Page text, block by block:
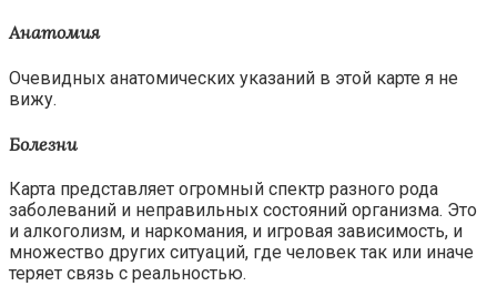
Анатомия
Очевидных анатомических указаний в этой карте я не
вижу.
Болезни
Карта представляет огромный спектр разного рода
заболеваний и неправильных состояний организма. Это
и алкоголизм, и наркомания, и игровая зависимость, и
множество других ситуаций, где человек так или иначе
теряет связь с реальностью.